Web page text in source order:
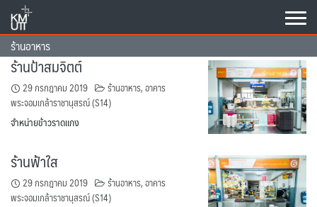
content
ร้านอาหาร
ร้านป้าสมจิตต์
29 กรกฎาคม 2019 ร้านอาหาร,อาคาร
พระจอมเกล้าราชานุสรณ์ (S14)
จำหน่ายข้าวราดแกง
ร้านฟ้าใส
29 กรกฎาคม 2019 ร้านอาหาร,อาคาร
พระจอมเกล้าราชานุสรณ์ (S14)